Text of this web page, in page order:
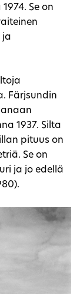
Se on
ja
Färjsundin
1937. Silta
pituus on
Se on
ja jo edellä